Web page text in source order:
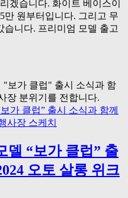
겠습니다. 화이트 베이스이
만 원부터입니다. 그리고 무
습니다. 프리미엄 모델 출고
가 클럽” 출시 소식과 함께
사장 스케치
델 “보가 클럽” 출
오토 살롱 위크